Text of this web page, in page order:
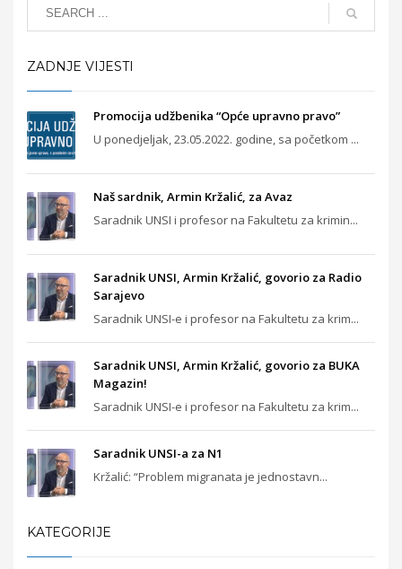
ZADNJE VIJESTI
Promocija udžbenika “Opće upravno pravo”
U ponedjeljak, 23.05.2022. godine, sa početkom ...
Naš sardnik, Armin Kržalić, za Avaz
Saradnik UNSI i profesor na Fakultetu za krimin...
Saradnik UNSI, Armin Kržalić, govorio za Radio
Sarajevo
Saradnik UNSI-e i profesor na Fakultetu za krim...
Saradnik UNSI, Armin Kržalić, govorio za BUKA
Magazin!
Saradnik UNSI-e i profesor na Fakultetu za krim...
Saradnik UNSI-a za N1
Kržalić: “Problem migranata je jednostavn...
KATEGORIJE